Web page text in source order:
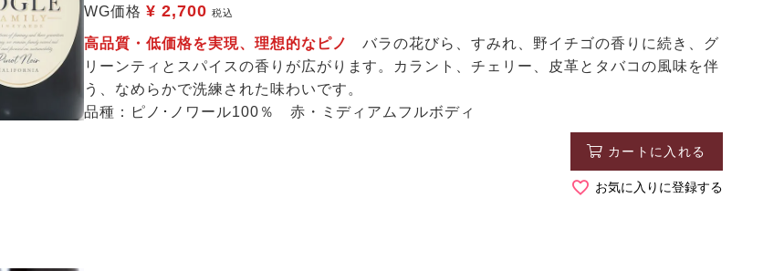
WG価格 ¥ 2,700 税込
高品質・低価格を実現、理想的なピノ
バラの花びら、すみれ、野イチゴの香りに続き、グ
リーンティとスパイスの香りが広がります。カラント、チェリー、皮革とタバコの風味を伴
う、なめらかで洗練された味わいです。
品種：ピノ･ノワール100％ 赤・ミディアムフルボディ
カートに入れる
お気に入りに登録する